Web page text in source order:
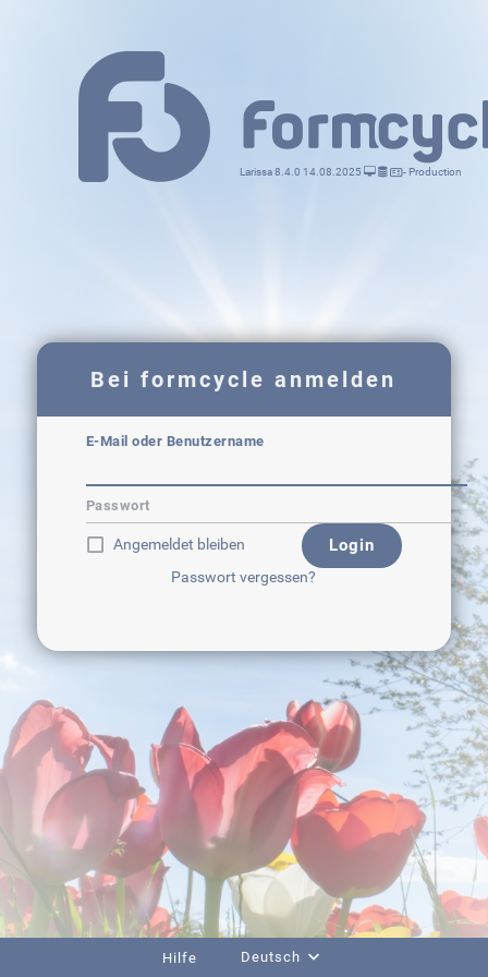
Larissa 8.4.0 14.08.2025 - Production
Bei formcycle anmelden
E-Mail oder Benutzername
Passwort
Angemeldet bleiben Login
Passwort vergessen?
Hilfe Deutsch